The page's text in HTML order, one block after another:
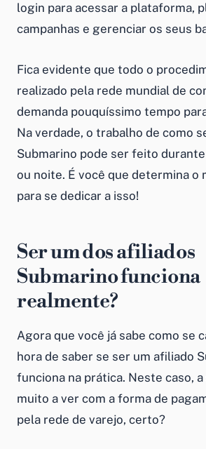
login para acessar a plataforma,
campanhas e gerenciar os seus
Fica evidente que todo o
realizado pela rede mundial de
demanda pouquíssimo tempo
Na verdade, o trabalho de como
Submarino pode ser feito
ou noite. É você que determina o
para se dedicar a isso!
Ser um dos afiliados
Submarino funciona
realmente?
Agora que você já sabe como se
hora de saber se ser um afiliado
funciona na prática. Neste caso,
muito a ver com a forma de
pela rede de varejo, certo?